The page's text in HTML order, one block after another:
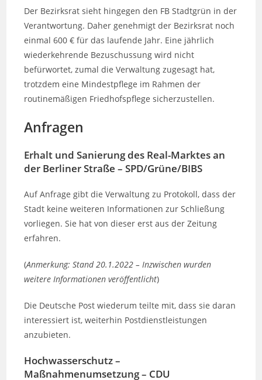
Der Bezirksrat sieht hingegen den FB Stadtgrün in der
Verantwortung. Daher genehmigt der Bezirksrat noch
einmal 600 € für das laufende Jahr. Eine jährlich
wiederkehrende Bezuschussung wird nicht
befürwortet, zumal die Verwaltung zugesagt hat,
trotzdem eine Mindestpflege im Rahmen der
routinemäßigen Friedhofspflege sicherzustellen.
Anfragen
Erhalt und Sanierung des Real-Marktes an
der Berliner Straße – SPD/Grüne/BIBS
Auf Anfrage gibt die Verwaltung zu Protokoll, dass der
Stadt keine weiteren Informationen zur Schließung
vorliegen. Sie hat von dieser erst aus der Zeitung
erfahren.
(Anmerkung: Stand 20.1.2022 – Inzwischen wurden
weitere Informationen veröffentlicht)
Die Deutsche Post wiederum teilte mit, dass sie daran
interessiert ist, weiterhin Postdienstleistungen
anzubieten.
Hochwasserschutz –
Maßnahmenumsetzung – CDU